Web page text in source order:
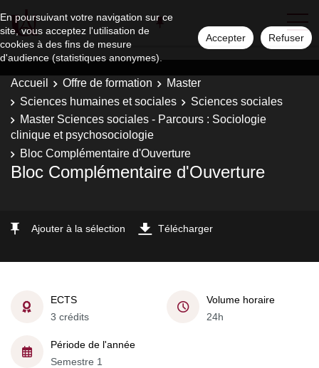
En poursuivant votre navigation sur ce
site, vous acceptez l'utilisation de
cookies à des fins de mesure
d'audience (statistiques anonymes).
Accepter Refuser
Accueil Offre de formation
Master
Sciences humaines et sociales
Sciences sociales
Master Sciences sociales - Parcours : Sociologie
clinique et psychosociologie
Bloc Complémentaire d'Ouverture
Bloc Complémentaire d'Ouverture
Ajouter à la sélection Télécharger
ECTS
3 crédits
Volume horaire
24h
Période de l'année
Semestre 1